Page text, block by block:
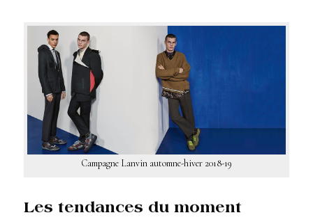
Campagne Lanvin automne-hiver 2018-19
Les tendances du moment